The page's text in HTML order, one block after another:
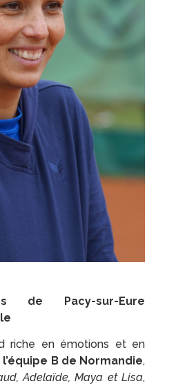
de Pacy-sur-Eure
riche en émotions et en
l’équipe B de Normandie,
Adelaïde, Maya et Lisa,